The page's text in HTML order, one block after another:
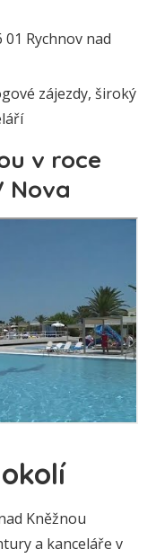
Rychnov nad
zájezdy, široký
v roce
Nova
Kněžnou
a kanceláře v